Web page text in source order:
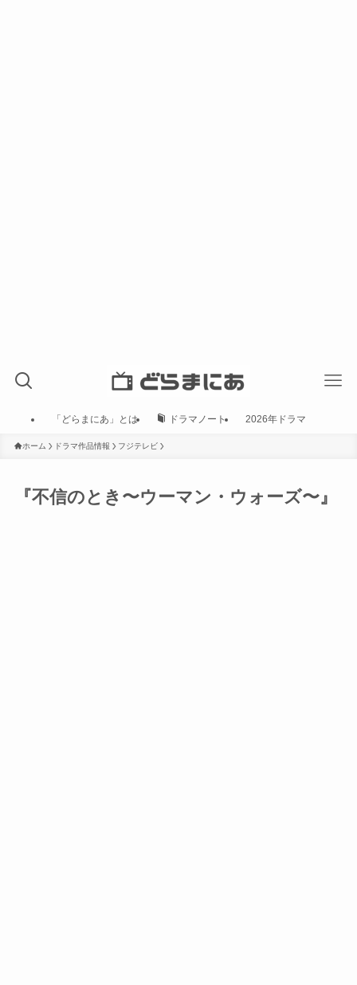
「どらまにあ」とは ドラマノート 2026年ドラマ
ホーム ドラマ作品情報 フジテレビ
『不信のとき〜ウーマン・ウォーズ〜』